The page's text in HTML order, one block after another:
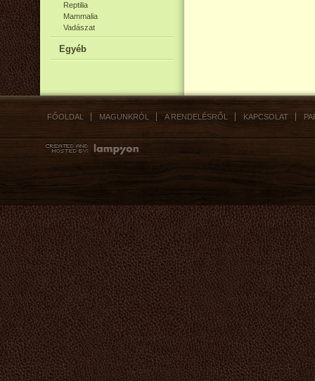
Reptilia
Mammalia
Vadászat
Egyéb
FŐOLDAL MAGUNKRÓL A RENDELÉSRŐL KAPCSOLAT